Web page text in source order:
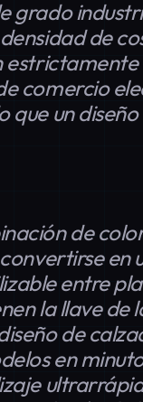
grado
de
comercio
que un
de
en
entre
la llave de
de
en